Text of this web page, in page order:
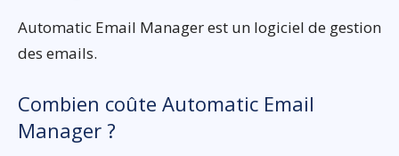
Automatic Email Manager est un logiciel de gestion
des emails.
Combien coûte Automatic Email
Manager ?